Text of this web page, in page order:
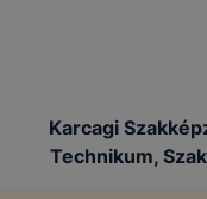
Karcagi
Technikum,